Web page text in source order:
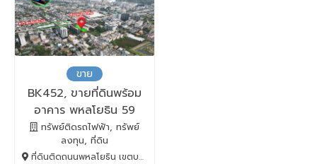
ขาย
BK452, ขายที่ดินพร้อม
อาคาร พหลโยธิน 59
เนื้อที่ 452 ตรว. ใกล้
รถไฟฟ้า
ทรัพย์ติดรถไฟฟ้า, ทรัพย์
ลงทุน, ที่ดิน
ที่ดินติดถนนพหลโยธิน เขตบางเขน กทม., บางเขน, BANGKOK , 10220